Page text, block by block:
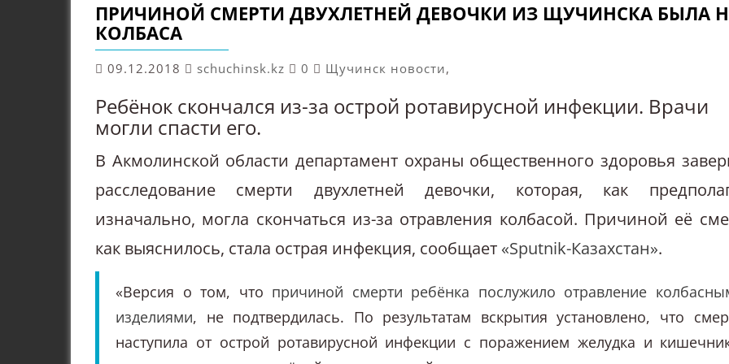
ПРИЧИНОЙ СМЕРТИ ДВУХЛЕТНЕЙ ДЕВОЧКИ ИЗ ЩУЧИНСКА БЫЛА
КОЛБАСА
09.12.2018 schuchinsk.kz 0 Щучинск новости,
Ребёнок скончался из-за острой ротавирусной инфекции. Врачи
могли спасти его.
В Акмолинской области департамент охраны общественного здоровья
расследование смерти двухлетней девочки, которая, как
изначально, могла скончаться из-за отравления колбасой. Причиной её
как выяснилось, стала острая инфекция, сообщает «Sputnik-Казахстан».
«Версия о том, что причиной смерти ребёнка послужило отравление
изделиями, не подтвердилась. По результатам вскрытия установлено, что
наступила от острой ротавирусной инфекции с поражением желудка и